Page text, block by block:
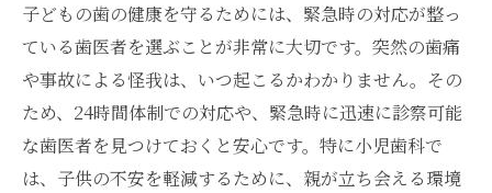
子どもの歯の健康を守るためには、緊急時の対応が整っ
ている歯医者を選ぶことが非常に大切です。突然の歯痛
や事故による怪我は、いつ起こるかわかりません。その
ため、24時間体制での対応や、緊急時に迅速に診察可能
な歯医者を見つけておくと安心です。特に小児歯科で
は、子供の不安を軽減するために、親が立ち会える環境